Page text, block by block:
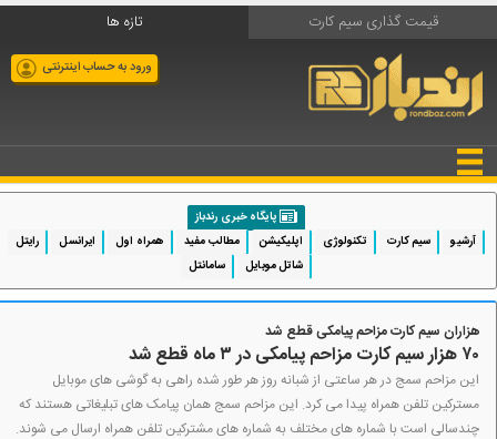
قیمت گذاری سیم کارت تازه ها
ورود به حساب اینترنتی
پایگاه خبری رندباز
آرشیو
سیم کارت تکنولوژی اپلیکیشن مطالب مفید همراه اول ایرانسل
رایتل
شاتل موبایل
سامانتل
هزاران سیم کارت مزاحم پیامکی قطع شد
۷۰ هزار سیم کارت مزاحم پیامکی در ۳ ماه قطع شد
این مزاحم سمج در هر ساعتی از شبانه روز هر طور شده راهی به گوشی های موبایل
مسترکین تلفن همراه پیدا می کرد. این مزاحم سمج همان پیامک های تبلیغاتی هستند که
چندسالی است با شماره های مختلف به شماره های مشترکین تلفن همراه ارسال می شوند.